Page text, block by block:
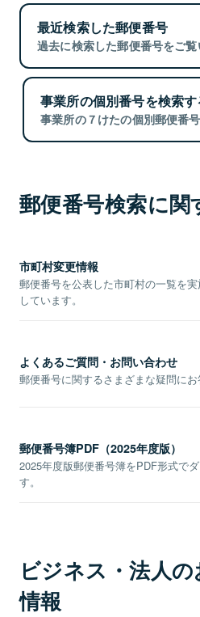
最近検索した郵便番号
過去に検索した郵便番号をご覧
事業所の個別番号を検索す
事業所の７けたの個別郵便番
郵便番号検索に関
市町村変更情報
郵便番号を公表した市町村の一覧を
しています。
よくあるご質問・お問い合わせ
郵便番号に関するさまざまな疑問にお
郵便番号簿PDF（2025年度版）
2025年度版郵便番号簿をPDF形式で
す。
ビジネス・法人
情報